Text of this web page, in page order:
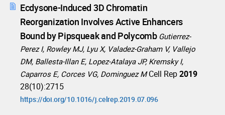
Ecdysone-Induced 3D Chromatin
Reorganization Involves Active Enhancers
Bound by Pipsqueak and Polycomb Gutierrez-
Perez I, Rowley MJ, Lyu X, Valadez-Graham V, Vallejo
DM, Ballesta-Illan E, Lopez-Atalaya JP, Kremsky I,
Caparros E, Corces VG, Dominguez M Cell Rep2019
28(10):2715
https://doi.org/10.1016/j.celrep.2019.07.096